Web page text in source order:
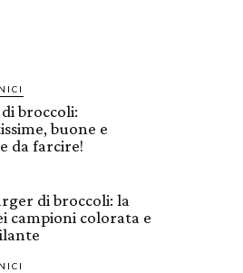
broccoli:
buone e
da farcire!
di broccoli: la
campioni colorata e